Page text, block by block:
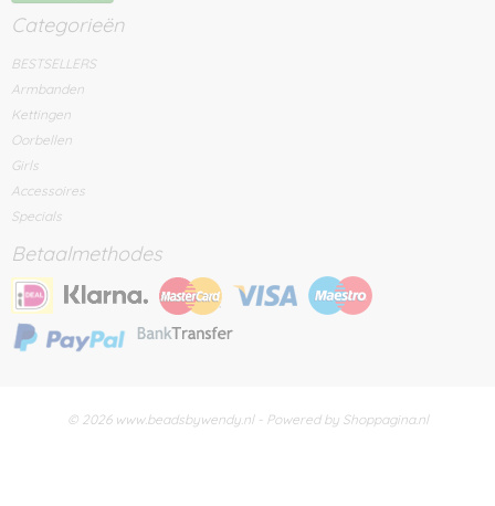
Categorieën
BESTSELLERS
Armbanden
Kettingen
Oorbellen
Girls
Accessoires
Specials
Betaalmethodes
© 2026 www.beadsbywendy.nl - Powered by Shoppagina.nl